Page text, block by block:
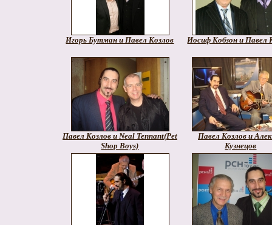
Игорь Бутман и Павел Козлов Иосиф Кобзон и Павел
Павел Козлов и Neal Tennant(Pet
Shop Boys)
Павел Козлов и
Кузнецов